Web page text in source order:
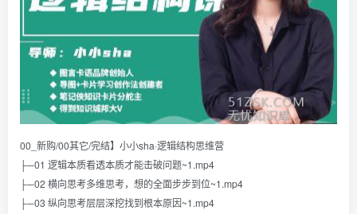
00_新购/00其它/完结】小小sha·逻辑结构思维营
├─01 逻辑本质看透本质才能击破问题~1.mp4
├─02 横向思考多维思考，想的全面步步到位~1.mp4
├─03 纵向思考层层深挖找到根本原因~1.mp4